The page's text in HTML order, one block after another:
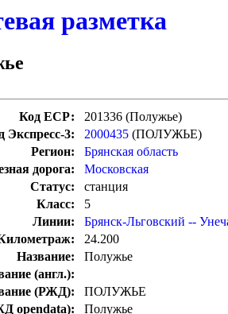
разметка
Код ЕСР:
201336 (Полужье)
Экспресс-3:
2000435 (ПОЛУЖЬЕ)
Регион:
Брянская область
дорога:
Московская
Статус:
станция
Класс:
5
Линии:
Брянск-Льговский --
24.200
Название:
Полужье
(англ.):
(РЖД):
ПОЛУЖЬЕ
opendata):
Полужье